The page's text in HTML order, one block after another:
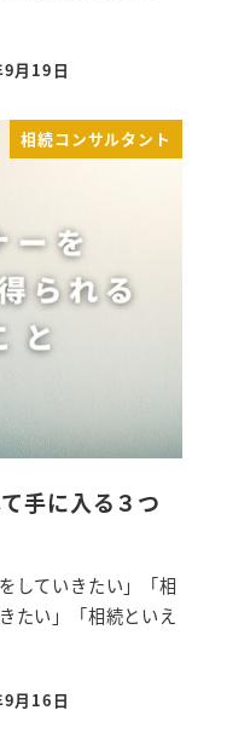
月19日
相続コンサルタント
手に入る３つ
していきたい」「相
たい」「相続といえ
月16日